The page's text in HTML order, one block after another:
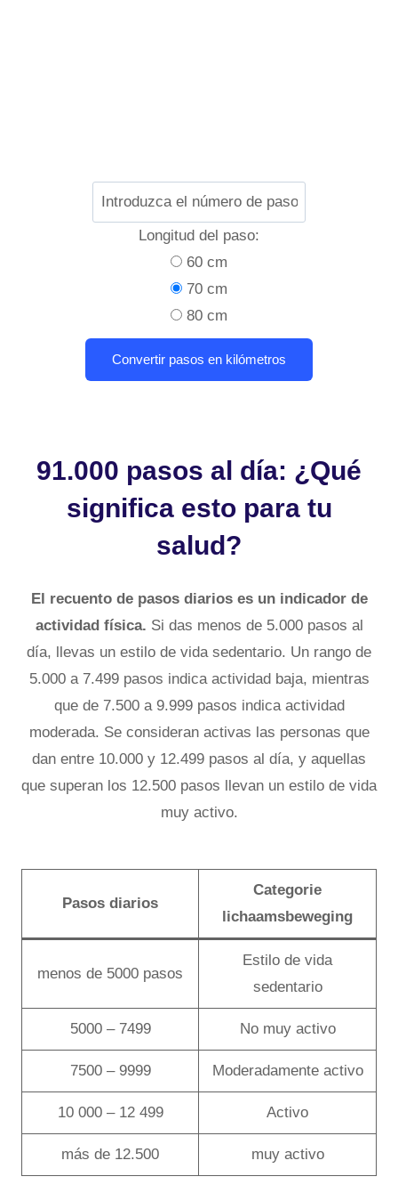
Longitud del paso:
60 cm
70 cm
80 cm
91.000 pasos al día: ¿Qué
significa esto para tu
salud?
El recuento de pasos diarios es un indicador de
actividad física. Si das menos de 5.000 pasos al
día, llevas un estilo de vida sedentario. Un rango de
5.000 a 7.499 pasos indica actividad baja, mientras
que de 7.500 a 9.999 pasos indica actividad
moderada. Se consideran activas las personas que
dan entre 10.000 y 12.499 pasos al día, y aquellas
que superan los 12.500 pasos llevan un estilo de vida
muy activo.
Pasos diarios
Categorie
lichaamsbeweging
menos de 5000 pasos
Estilo de vida
sedentario
5000 – 7499 No muy activo
7500 – 9999 Moderadamente activo
10 000 – 12 499 Activo
más de 12.500 muy activo